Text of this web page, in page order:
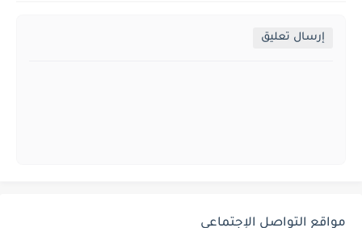
إرسال تعليق
مواقع التواصل الإجتماعي